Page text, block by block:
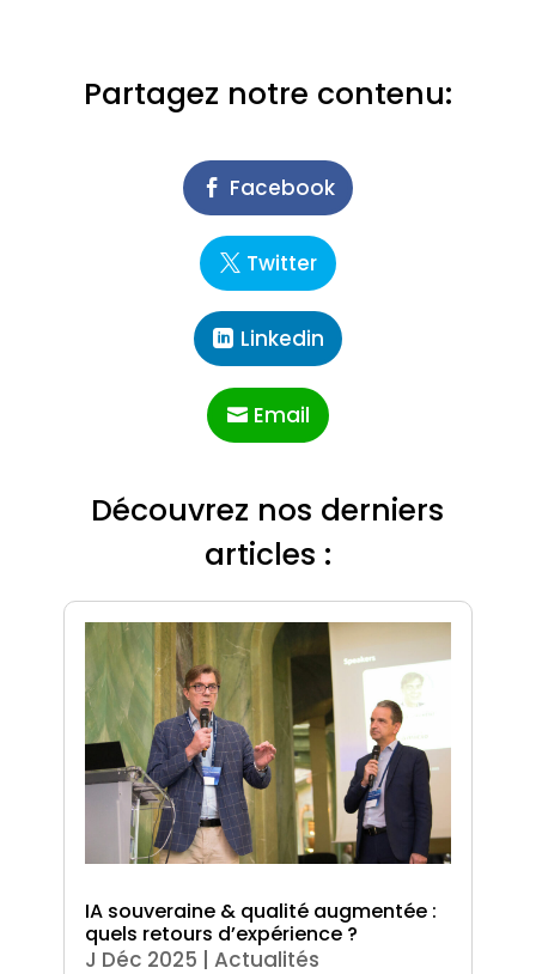
Partagez notre contenu:
Facebook
Twitter
Linkedin
Email
Découvrez nos derniers
articles :
IA souveraine & qualité augmentée :
quels retours d’expérience ?
J Déc 2025 Actualités